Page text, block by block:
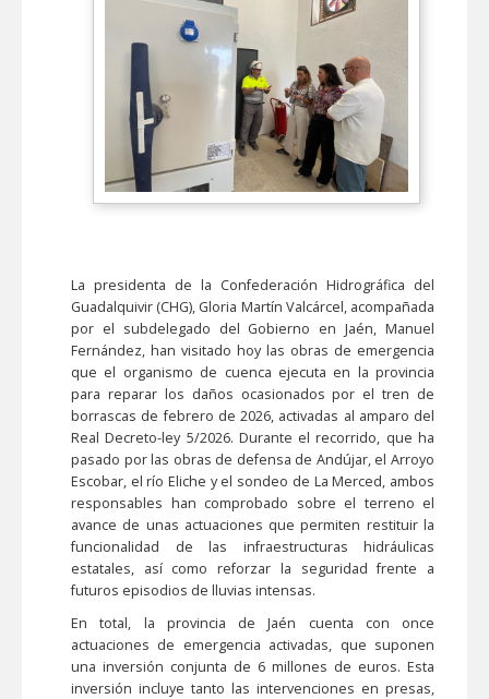
La presidenta de la Confederación Hidrográfica del
Guadalquivir (CHG), Gloria Martín Valcárcel, acompañada
por el subdelegado del Gobierno en Jaén, Manuel
Fernández, han visitado hoy las obras de emergencia
que el organismo de cuenca ejecuta en la provincia
para reparar los daños ocasionados por el tren de
borrascas de febrero de 2026, activadas al amparo del
Real Decreto-ley 5/2026. Durante el recorrido, que ha
pasado por las obras de defensa de Andújar, el Arroyo
Escobar, el río Eliche y el sondeo de La Merced, ambos
responsables han comprobado sobre el terreno el
avance de unas actuaciones que permiten restituir la
funcionalidad de las infraestructuras hidráulicas
estatales, así como reforzar la seguridad frente a
futuros episodios de lluvias intensas.
En total, la provincia de Jaén cuenta con once
actuaciones de emergencia activadas, que suponen
una inversión conjunta de 6 millones de euros. Esta
inversión incluye tanto las intervenciones en presas,